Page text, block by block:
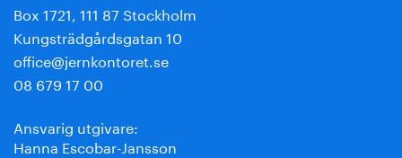
Box 1721, 111 87 Stockholm
Kungsträdgårdsgatan 10
office@jernkontoret.se
08 679 17 00
Ansvarig utgivare:
Hanna Escobar-Jansson